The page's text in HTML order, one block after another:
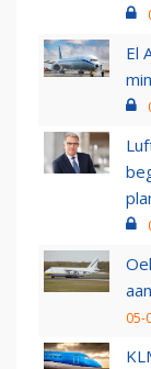
El
05-